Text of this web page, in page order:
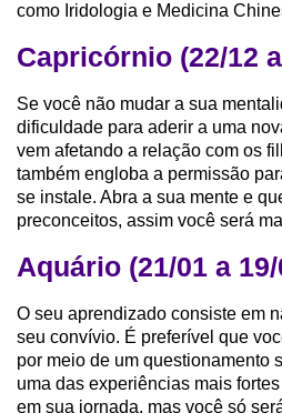
como Iridologia e Medicina
Capricórnio (22/12
Se você não mudar a sua
dificuldade para aderir a uma
vem afetando a relação com os
também engloba a permissão
se instale. Abra a sua mente e
preconceitos, assim você será
Aquário (21/01 a 19/
O seu aprendizado consiste em
seu convívio. É preferível que
por meio de um questionamento
uma das experiências mais
em sua jornada, mas você só